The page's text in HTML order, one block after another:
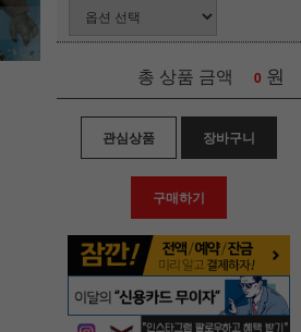
총 상품 금액 0 원
관심상품 장바구니
구매하기